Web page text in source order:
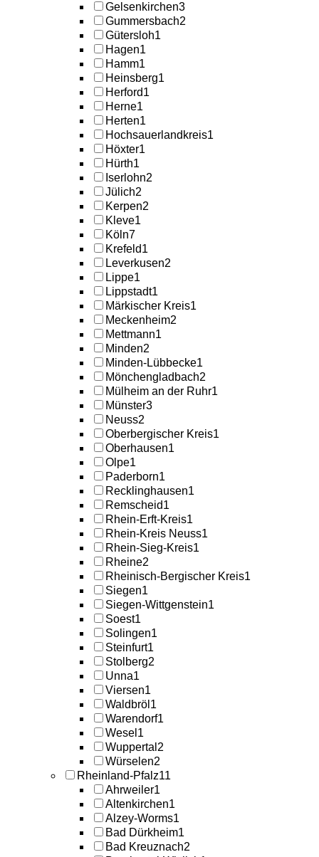
Gelsenkirchen3
Gummersbach2
Gütersloh1
Hagen1
Hamm1
Heinsberg1
Herford1
Herne1
Herten1
Hochsauerlandkreis1
Höxter1
Hürth1
Iserlohn2
Jülich2
Kerpen2
Kleve1
Köln7
Krefeld1
Leverkusen2
Lippe1
Lippstadt1
Märkischer Kreis1
Meckenheim2
Mettmann1
Minden2
Minden-Lübbecke1
Mönchengladbach2
Mülheim an der Ruhr1
Münster3
Neuss2
Oberbergischer Kreis1
Oberhausen1
Olpe1
Paderborn1
Recklinghausen1
Remscheid1
Rhein-Erft-Kreis1
Rhein-Kreis Neuss1
Rhein-Sieg-Kreis1
Rheine2
Rheinisch-Bergischer Kreis1
Siegen1
Siegen-Wittgenstein1
Soest1
Solingen1
Steinfurt1
Stolberg2
Unna1
Viersen1
Waldbröl 1
Warendorf1
Wesel 1
Wuppertal 2
Würselen2
Rheinland-Pfalz11
Ahrweiler1
Altenkirchen1
Alzey-Worms1
Bad Dürkheim1
Bad Kreuznach2